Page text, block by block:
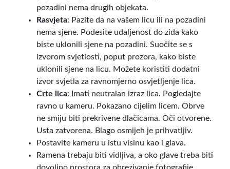
pozadini nema drugih objekata.
Rasvjeta: Pazite da na vašem licu ili na pozadini
nema sjene. Podesite udaljenost do zida kako
biste uklonili sjene na pozadini. Suočite se s
izvorom svjetlosti, poput prozora, kako biste
uklonili sjene na licu. Možete koristiti dodatni
izvor svjetla za ravnomjerno osvjetljenje lica.
Crte lica: Imati neutralan izraz lica. Pogledajte
ravno u kameru. Pokazano cijelim licem. Obrve
ne smiju biti prekrivene dlačicama. Oči otvorene.
Usta zatvorena. Blago osmijeh je prihvatljiv.
Postavite kameru u istu visinu kao i glava.
Ramena trebaju biti vidljiva, a oko glave treba biti
dovoljno prostora za obrezivanje fotografije.